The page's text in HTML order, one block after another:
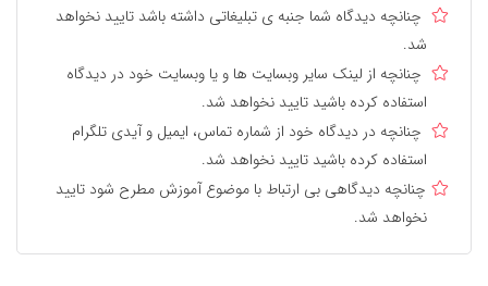
چنانچه دیدگاه شما جنبه ی تبلیغاتی داشته باشد تایید نخواهد
شد.
چنانچه از لینک سایر وبسایت ها و یا وبسایت خود در دیدگاه
استفاده کرده باشید تایید نخواهد شد.
چنانچه در دیدگاه خود از شماره تماس، ایمیل و آیدی تلگرام
استفاده کرده باشید تایید نخواهد شد.
چنانچه دیدگاهی بی ارتباط با موضوع آموزش مطرح شود تایید
نخواهد شد.